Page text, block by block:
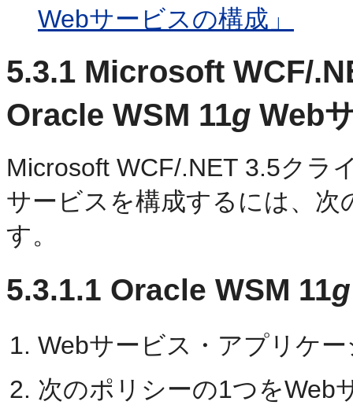
Webサービスの構成」
5.3.1 Microsoft WCF/
Oracle WSM 11g Web
Microsoft WCF/.NET 3.5クラ
サービスを構成するには、
す。
5.3.1.1 Oracle WSM 11g
Webサービス・アプリケ
次のポリシーの1つをWeb